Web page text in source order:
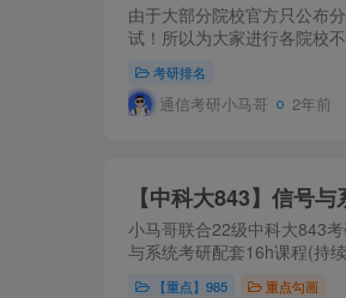
由于大部分院校官方只公布
试！所以为大家进行各院校
考研排名
通信考研小马哥 2年前
【中科大843】信号
小马哥联合22级中科大843
与系统考研配套16h课程(持
【重点】985 重点勾画